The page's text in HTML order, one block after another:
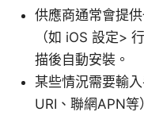
供應商通常會提
（如 iOS 設定>
描後自動安裝。
某些情況需要輸
URI、聯網APN等